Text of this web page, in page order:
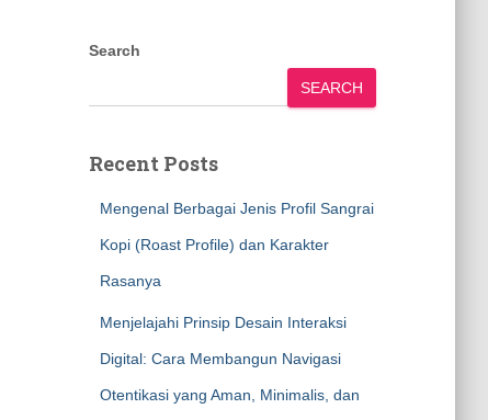
Search
SEARCH
Recent Posts
Mengenal Berbagai Jenis Profil Sangrai
Kopi (Roast Profile) dan Karakter
Rasanya
Menjelajahi Prinsip Desain Interaksi
Digital: Cara Membangun Navigasi
Otentikasi yang Aman, Minimalis, dan